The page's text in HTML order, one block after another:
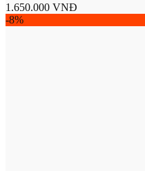
1.650.000 VNĐ
-8%